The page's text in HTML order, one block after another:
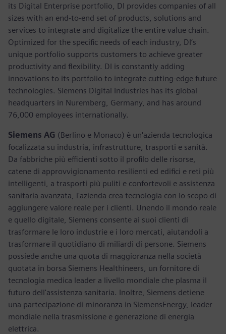
its Digital Enterprise portfolio, DI provides companies of all
sizes with an end-to-end set of products, solutions and
services to integrate and digitalize the entire value chain.
Optimized for the specific needs of each industry, DI’s
unique portfolio supports customers to achieve greater
productivity and flexibility. DI is constantly adding
innovations to its portfolio to integrate cutting-edge future
technologies. Siemens Digital Industries has its global
headquarters in Nuremberg, Germany, and has around
76,000 employees internationally.
Siemens AG (Berlino e Monaco) è un'azienda tecnologica
focalizzata su industria, infrastrutture, trasporti e sanità.
Da fabbriche più efficienti sotto il profilo delle risorse,
catene di approvvigionamento resilienti ed edifici e reti più
intelligenti, a trasporti più puliti e confortevoli e assistenza
sanitaria avanzata, l'azienda crea tecnologia con lo scopo di
aggiungere valore reale per i clienti. Unendo il mondo reale
e quello digitale, Siemens consente ai suoi clienti di
trasformare le loro industrie e i loro mercati, aiutandoli a
trasformare il quotidiano di miliardi di persone. Siemens
possiede anche una quota di maggioranza nella società
quotata in borsa Siemens Healthineers, un fornitore di
tecnologia medica leader a livello mondiale che plasma il
futuro dell'assistenza sanitaria. Inoltre, Siemens detiene
una partecipazione di minoranza in SiemensEnergy, leader
mondiale nella trasmissione e generazione di energia
elettrica.